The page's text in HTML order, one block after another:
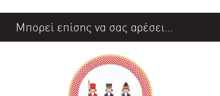
Μπορεί επίσης να σας αρέσει…